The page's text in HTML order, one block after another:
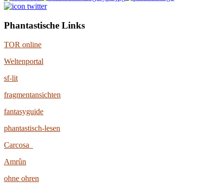
Phantastische Links
TOR online
Weltenportal
sf-lit
fragmentansichten
fantasyguide
phantastisch-lesen
Carcosa
Amrûn
ohne ohren